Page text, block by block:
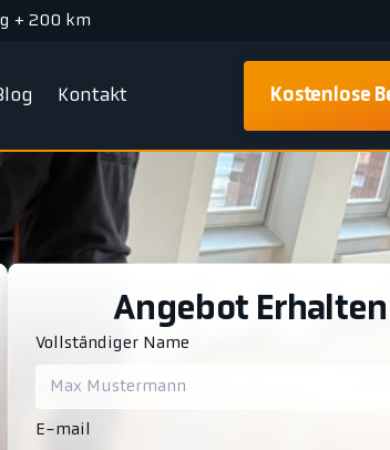
+ 200 km
Kontakt Kostenlose
Angebot Erhalten
Vollständiger Name
E-mail